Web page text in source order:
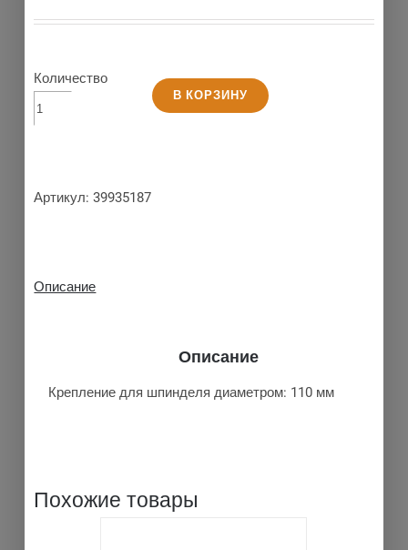
Количество
В КОРЗИНУ
Артикул:39935187
Описание
Описание
Крепление для шпинделя диаметром: 110 мм
Похожие товары